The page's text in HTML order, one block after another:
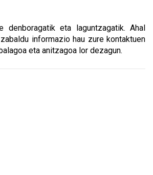
denboragatik eta laguntzagatik. Ahal
informazio hau zure kontaktuen
eta anitzagoa lor dezagun.